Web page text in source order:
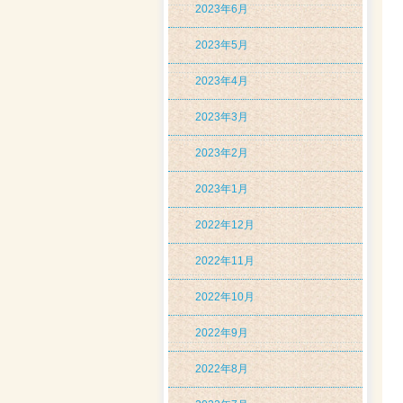
2023年6月
2023年5月
2023年4月
2023年3月
2023年2月
2023年1月
2022年12月
2022年11月
2022年10月
2022年9月
2022年8月